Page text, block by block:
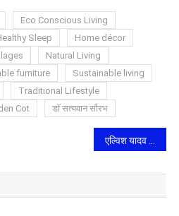
Eco Conscious Living
Sleep
Home décor
Natural Living
furniture
Sustainable living
Traditional Lifestyle
Cot डॉ सत्यवान सौरभ